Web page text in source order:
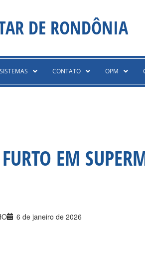
DE RONDÔNIA
SISTEMAS CONTATO OPM
EM
6 de janeiro de 2026